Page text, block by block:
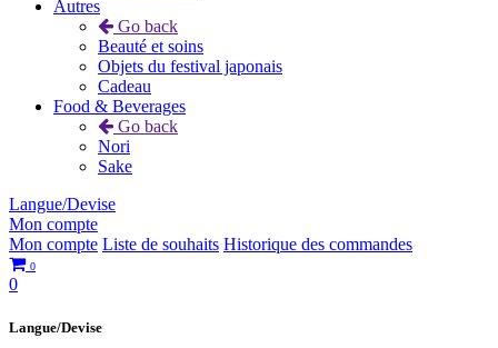
Autres
Go back
Beauté et soins
Objets du festival japonais
Cadeau
Food & Beverages
Go back
Nori
Sake
Langue/Devise
Mon compte
Mon compte Liste de souhaits Historique des commandes
0
0
Langue/Devise